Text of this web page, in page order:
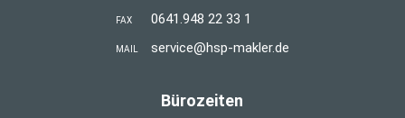
FAX 0641.948 22 33 1
MAIL ­service@hsp-makler.de
Bürozeiten